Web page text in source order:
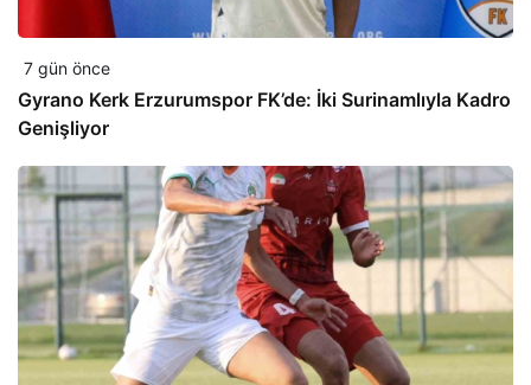
7 gün önce
Gyrano Kerk Erzurumspor FK’de: İki Surinamlıyla Kadro
Genişliyor